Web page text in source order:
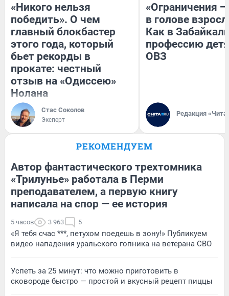
«Никого нельзя
победить». О чем
главный блокбастер
этого года, который
бьет рекорды в
прокате: честный
отзыв на «Одиссею»
Нолана
Стас Соколов
Эксперт
«Ограничения
в голове
Как в
профессию
ОВЗ
Редакция
РЕКОМЕНДУЕМ
Автор фантастического трехтомника
«Трилунье» работала в Перми
преподавателем, а первую книгу
написала на спор — ее история
5 часов 3 963 5
«Я тебя счас ***, петухом поедешь в зону!» Публикуем
видео нападения уральского гопника на ветерана СВО
Успеть за 25 минут: что можно приготовить в
сковороде быстро — простой и вкусный рецепт пиццы